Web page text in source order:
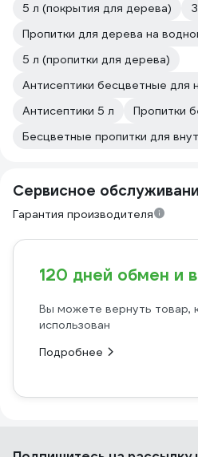
5 л (покрытия для дерева)
5 л (пропитки для дерева)
Антисептики бесцветные для
Антисептики 5 л
Пропитки
Бесцветные пропитки для
Сервисное
Гарантия производителя
120 дней обмен и
Вы можете вернуть товар,
использован
Подробнее